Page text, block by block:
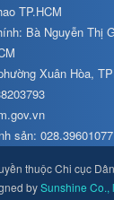
TP.HCM
Bà Nguyễn Thị
Xuân Hòa,
sản: 028.39601077
thuộc Chi cục
bySunshine Co.,